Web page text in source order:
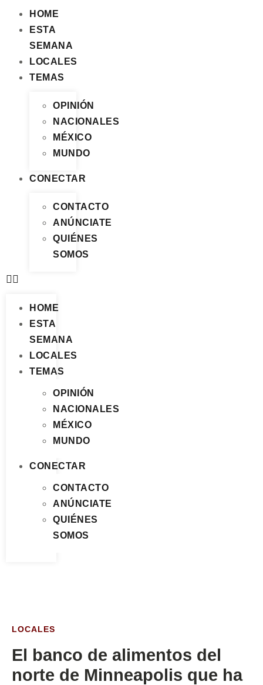
HOME
ESTA
SEMANA
LOCALES
TEMAS
OPINIÓN
NACIONALES
MÉXICO
MUNDO
CONECTAR
CONTACTO
ANÚNCIATE
QUIÉNES
SOMOS
HOME
ESTA
SEMANA
LOCALES
TEMAS
OPINIÓN
NACIONALES
MÉXICO
MUNDO
CONECTAR
CONTACTO
ANÚNCIATE
QUIÉNES
SOMOS
LOCALES
El banco de alimentos del
norte de Minneapolis que ha